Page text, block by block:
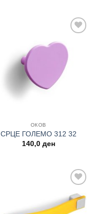
wishlist
ОКОВ
СРЦЕ ГОЛЕМО 312 32
140,0 ден
Add to
wishlist